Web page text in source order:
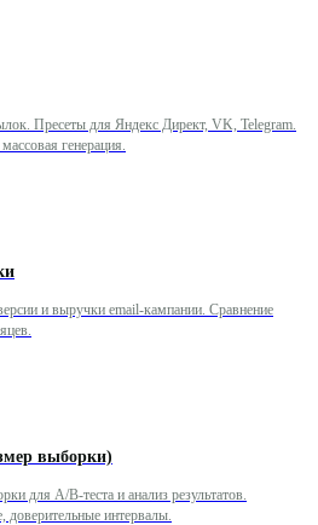
Пресеты для Яндекс Директ, VK, Telegram.
генерация.
и выручки email-кампании. Сравнение
выборки)
для A/B-теста и анализ результатов.
доверительные интервалы.